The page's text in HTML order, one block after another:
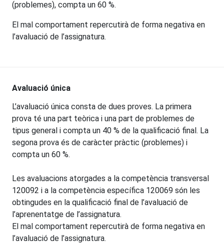
(problemes), compta un 60 %.
El mal comportament repercutirà de forma negativa en
l’avaluació de l’assignatura.
Avaluació única
L’avaluació única consta de dues proves. La primera
prova té una part teòrica i una part de problemes de
tipus general i compta un 40 % de la qualificació final. La
segona prova és de caràcter pràctic (problemes) i
compta un 60 %.
Les avaluacions atorgades a la competència transversal
120092 i a la competència específica 120069 són les
obtingudes en la qualificació final de l’avaluació de
l’aprenentatge de l’assignatura.
El mal comportament repercutirà de forma negativa en
l’avaluació de l’assignatura.